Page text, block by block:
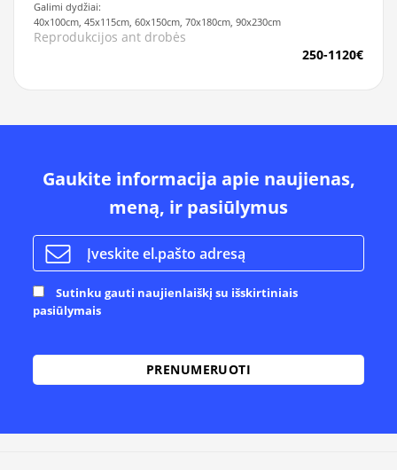
Galimi dydžiai:
40x100cm, 45x115cm, 60x150cm, 70x180cm, 90x230cm
Reprodukcijos ant drobės
250-1120€
Gaukite informacija apie naujienas,
meną, ir pasiūlymus
Sutinku gauti naujienlaiškį su išskirtiniais
pasiūlymais